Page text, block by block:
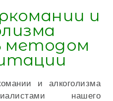
и
методом
и алкоголизма
нашего